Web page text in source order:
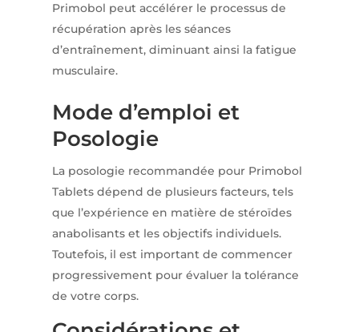
Primobol peut accélérer le processus de
récupération après les séances
d’entraînement, diminuant ainsi la fatigue
musculaire.
Mode d’emploi et
Posologie
La posologie recommandée pour Primobol
Tablets dépend de plusieurs facteurs, tels
que l’expérience en matière de stéroïdes
anabolisants et les objectifs individuels.
Toutefois, il est important de commencer
progressivement pour évaluer la tolérance
de votre corps.